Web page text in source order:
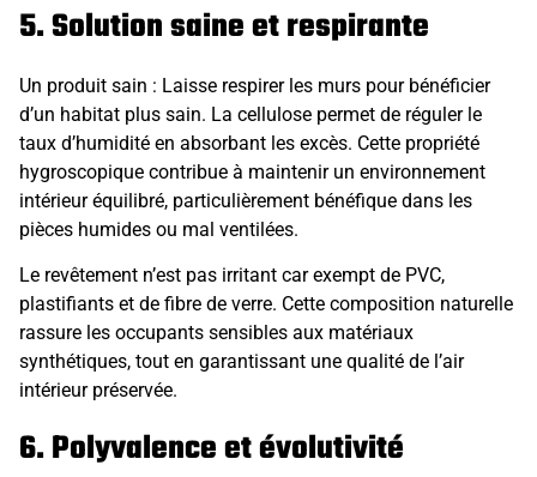
5. Solution saine et respirante
Un produit sain : Laisse respirer les murs pour bénéficier
d’un habitat plus sain. La cellulose permet de réguler le
taux d’humidité en absorbant les excès. Cette propriété
hygroscopique contribue à maintenir un environnement
intérieur équilibré, particulièrement bénéfique dans les
pièces humides ou mal ventilées.
Le revêtement n’est pas irritant car exempt de PVC,
plastifiants et de fibre de verre. Cette composition naturelle
rassure les occupants sensibles aux matériaux
synthétiques, tout en garantissant une qualité de l’air
intérieur préservée.
6. Polyvalence et évolutivité